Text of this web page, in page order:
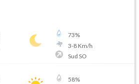
73%
3-8Km/h
Sud SO
58%